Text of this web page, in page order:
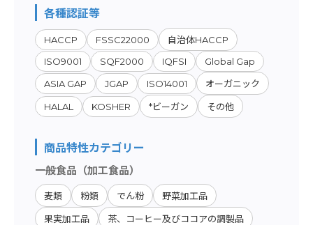
各種認証等
HACCP FSSC22000
自治体HACCP
ISO9001
SQF2000 IQFSI
Global Gap
ASIA GAP
JGAP ISO14001 オーガニック
HALAL KOSHER *ビーガン その他
商品特性カテゴリー
一般食品（加工食品）
麦類 粉類 でん粉 野菜加工品
果実加工品 茶、コーヒー及びココアの調製品